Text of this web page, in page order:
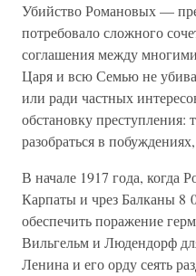
Убийство Романовых —
потребовало сложного
соглашения между
Царя и всю Семью не
или ради частных
обстановку преступления:
разобраться в
В начале 1917 года, когда
Карпаты и чрез Балканы 8
обеспечить поражение
Вильгельм и Людендорф
Ленина и его орду сеять